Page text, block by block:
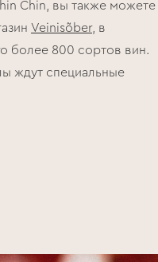
Chin, вы также можете
Veinisõber, в
более 800 сортов вин.
ждут специальные